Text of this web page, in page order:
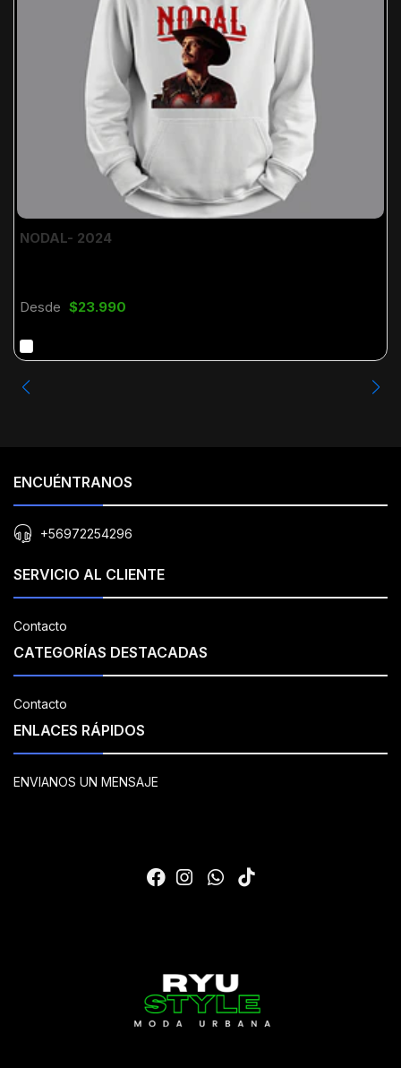
NODAL- 2024
Desde $23.990
ENCUÉNTRANOS
+56972254296
SERVICIO AL CLIENTE
Contacto
CATEGORÍAS DESTACADAS
Contacto
ENLACES RÁPIDOS
ENVIANOS UN MENSAJE